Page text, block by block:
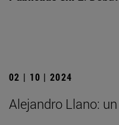
02 | 10 | 2024
Alejandro Llano: